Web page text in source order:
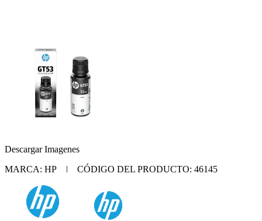
Descargar Imagenes
MARCA: HP | CÓDIGO DEL PRODUCTO: 46145